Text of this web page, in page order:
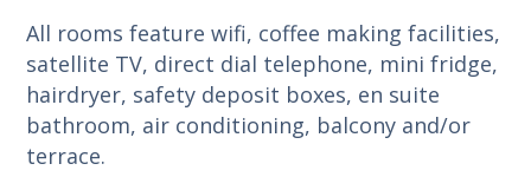
All rooms feature wifi, coffee making facilities,
satellite TV, direct dial telephone, mini fridge,
hairdryer, safety deposit boxes, en suite
bathroom, air conditioning, balcony and/or
terrace.